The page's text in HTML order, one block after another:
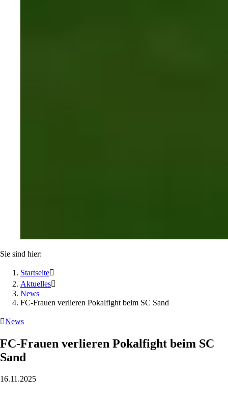
Sie sind hier:
Startseite
Aktuelles
News
FC-Frauen verlieren Pokalfight beim SC Sand
News
FC-Frauen verlieren Pokalfight beim SC
Sand
16.11.2025